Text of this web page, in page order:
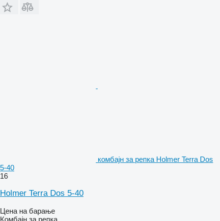
комбајн за репка Holmer Terra Dos
5-40
16
Holmer Terra Dos 5-40
Цена на барање
Комбајн за репка